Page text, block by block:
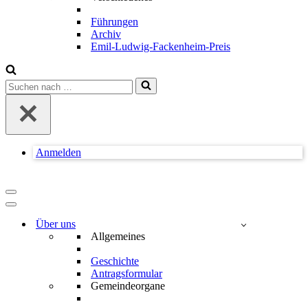
Führungen
Archiv
Emil-Ludwig-Fackenheim-Preis
Suchen
nach …
Anmelden
Navigationsmenü
Navigationsmenü
Über uns
Allgemeines
Geschichte
Antragsformular
Gemeindeorgane